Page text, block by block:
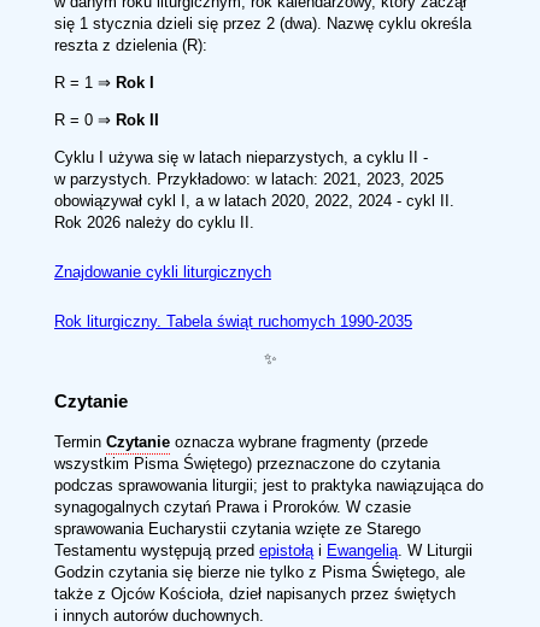
się 1 stycznia dzieli się przez 2 (dwa). Nazwę cyklu określa
reszta z dzielenia (R):
R = 1 ⇒ Rok I
R = 0 ⇒ Rok II
Cyklu I używa się w latach nieparzystych, a cyklu II -
w parzystych. Przykładowo: w latach: 2021, 2023, 2025
obowiązywał cykl I, a w latach 2020, 2022, 2024 - cykl II.
Rok 2026 należy do cyklu II.
Znajdowanie cykli liturgicznych
Rok liturgiczny. Tabela świąt ruchomych 1990-2035
✨
Czytanie
Termin Czytanie oznacza wybrane fragmenty (przede
wszystkim Pisma Świętego) przeznaczone do czytania
podczas sprawowania liturgii; jest to praktyka nawiązująca do
synagogalnych czytań Prawa i Proroków. W czasie
sprawowania Eucharystii czytania wzięte ze Starego
Testamentu występują przed epistołąi Ewangelią. W Liturgii
Godzin czytania się bierze nie tylko z Pisma Świętego, ale
także z Ojców Kościoła, dzieł napisanych przez świętych
i innych autorów duchownych.